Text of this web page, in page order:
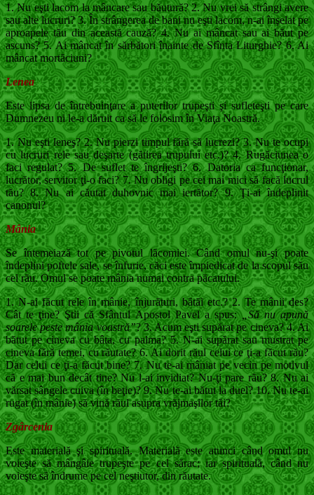
1. Nu eşti lacom la mâncare sau băutură? 2. Nu vrei să strângi avere
sau alte lucruri? 3. În strângerea de bani nu eşti lacom, n-ai în­şelat pe
aproapele tău din această cauză? 4. Nu ai mâncat sau ai băut pe
ascuns? 5. Ai mâncat în sărbători înainte de Sfînta Litur­ghie? 6. Ai
mâncat mortăciuni?
Lenea
Este lipsa de întrebuinţare a puterilor trupeşti şi sufleteşti pe care
Dumnezeu ni le-a dăruit ca să le folosim în Viaţa Noastră.
1. Nu eşti leneş? 2. Nu pierzi timpul fără să lucrezi? 3. Nu te ocupi
cu lucruri rele sau deşarte (găti­rea trupului etc.)? 4. Rugăciunea o
faci regulat? 5. De suflet te îngrijeşti? 6. Datoria ca funcţionar,
lucrător, servitor ţi-o faci? 7. Nu obligi pe cei mai mici să facă lucrul
tău? 8. Nu ai căutat duhovnic mai iertător? 9. Ţi-ai îndeplinit
canonul?
Mânia
Se întemeiază tot pe pivotul lăcomiei. Când o­mul nu-şi poate
îndeplini poftele sale, se înfu­rie, căci este împiedicat de la scopul său
cel rău. Omul se poate mânia numai contra păca­tului.
1. N-ai făcut rele în mânie, înjurături, bătăi etc.? 2. Te mânii des?
Cât te ţine? Ştii că Sfântul Apostol Pavel a spus:„Să nu apună
soarele peste mânia voastră”? 3. Acum eşti supărat pe cineva? 4. Ai
bătut pe cineva cu bâta, cu palma? 5. N-ai supărat sau mustrat pe
cineva fără te­mei, cu răutate? 6. Ai dorit răul celui ce ţi-a făcut rău?
Dar celui ce ţi-a făcut bine? 7. Nu te-ai mâniat pe vecin pe motivul
că e mai bun decât tine? Nu l-ai invidiat? Nu-ţi pare rău? 8. Nu ai
vărsat sângele cuiva (în beţie)? 9. Nu te-ai bătut la duel? 10. Nu te-ai
rugat (în mânie) să vină răul asu­pra vrăjmaşilor tăi?
Zgârcenia
Este materială şi spirituală. Materială este atunci când omul nu
voieşte să mângâie trupeşte pe cel sărac; iar spirituală, când nu
voieşte să în­drume pe cel neştiutor, din răutate.